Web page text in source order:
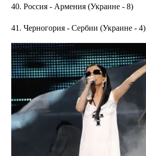
40. Россия - Армения (Украине - 8)
41. Черногория - Сербии (Украине - 4)